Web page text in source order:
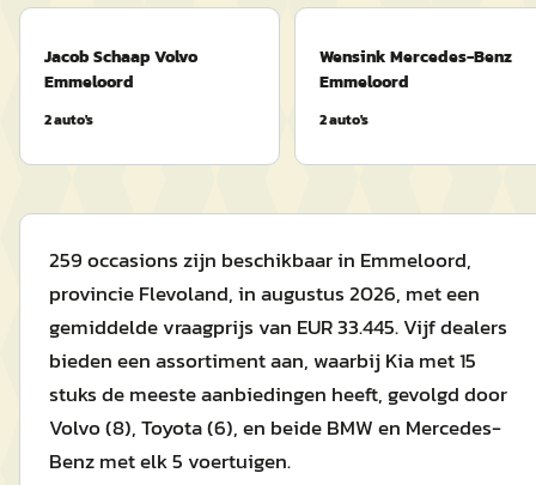
Jacob Schaap Volvo
Emmeloord
2auto's
Wensink Mercedes-Benz
Emmeloord
2auto's
259 occasions zijn beschikbaar in Emmeloord,
provincie Flevoland, in augustus 2026, met een
gemiddelde vraagprijs van EUR 33.445. Vijf dealers
bieden een assortiment aan, waarbij Kia met 15
stuks de meeste aanbiedingen heeft, gevolgd door
Volvo (8), Toyota (6), en beide BMW en Mercedes-
Benz met elk 5 voertuigen.